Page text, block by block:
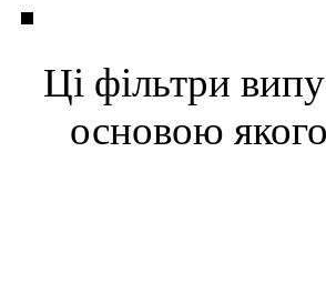
Ці фільтри
основою